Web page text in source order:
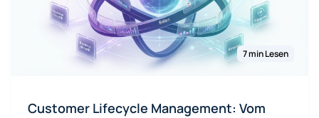
7 min Lesen
Customer Lifecycle Management: Vom